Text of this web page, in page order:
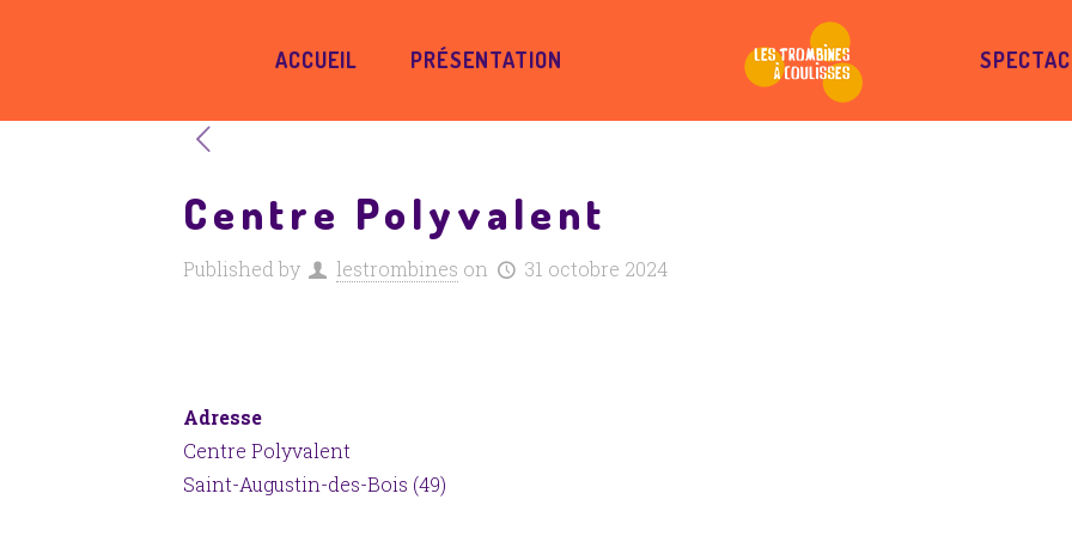
ACCUEIL PRÉSENTATION
Centre Polyvalent
Published by lestrombines on 31 octobre 2024
Adresse
Centre Polyvalent
Saint-Augustin-des-Bois (49)